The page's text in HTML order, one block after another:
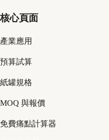
核心頁面
產業應用
預算試算
紙罐規格
MOQ 與報價
免費痛點計算器